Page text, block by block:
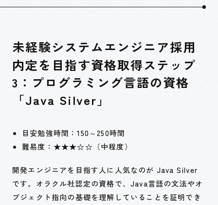
未経験システムエンジニア採用
内定を目指す資格取得ステップ
3：プログラミング言語の資格
「Java Silver」
目安勉強時間：150～250時間
難易度：★★★☆☆（中程度）
開発エンジニアを目指す人に人気なのが Java Silver
です。オラクル社認定の資格で、Java言語の文法やオ
ブジェクト指向の基礎を理解していることを証明でき